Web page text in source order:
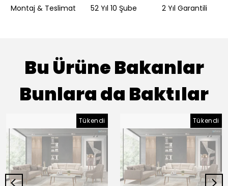
Montaj & Teslimat 52 Yıl 10 Şube 2 Yıl Garantili
Bu Ürüne Bakanlar
Bunlara da Baktılar
Tükendi Tükendi